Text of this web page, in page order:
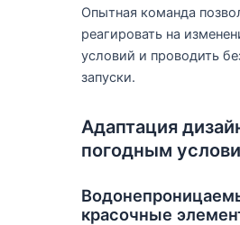
Опытная команда
реагировать на
условий и проводить
запуски.
Адаптация
погодным
красочные